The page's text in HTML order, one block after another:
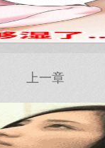
上一章